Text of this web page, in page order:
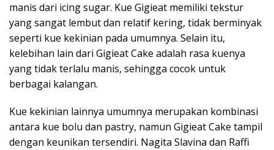
manis dari icing sugar. Kue Gigieat memiliki tekstur
yang sangat lembut dan relatif kering, tidak berminyak
seperti kue kekinian pada umumnya. Selain itu,
kelebihan lain dari Gigieat Cake adalah rasa kuenya
yang tidak terlalu manis, sehingga cocok untuk
berbagai kalangan.
Kue kekinian lainnya umumnya merupakan kombinasi
antara kue bolu dan pastry, namun Gigieat Cake tampil
dengan keunikan tersendiri. Nagita Slavina dan Raffi